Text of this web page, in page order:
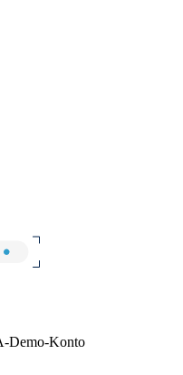
Demo-Konto